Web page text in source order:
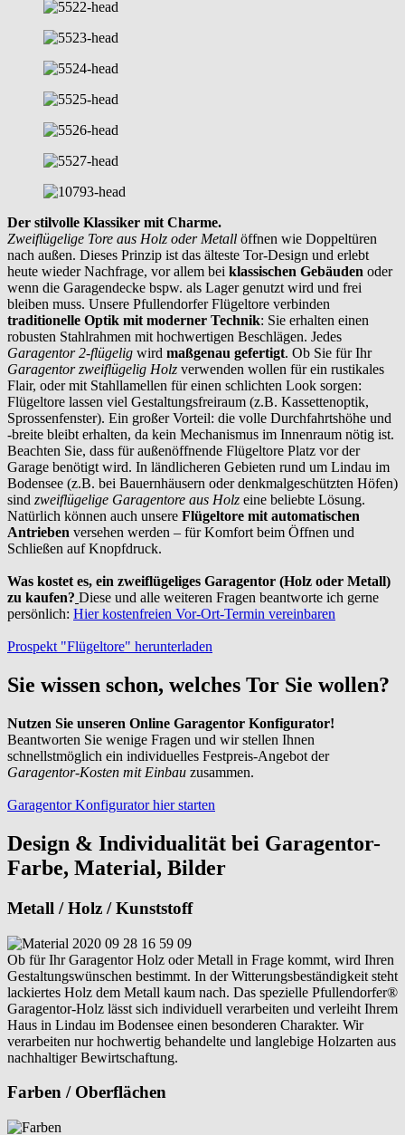
Der stilvolle Klassiker mit Charme.
Zweiflügelige Tore aus Holz oder Metall öffnen wie Doppeltüren
nach außen. Dieses Prinzip ist das älteste Tor-Design und erlebt
heute wieder Nachfrage, vor allem bei klassischen Gebäuden oder
wenn die Garagendecke bspw. als Lager genutzt wird und frei
bleiben muss. Unsere Pfullendorfer Flügeltore verbinden
traditionelle Optik mit moderner Technik: Sie erhalten einen
robusten Stahlrahmen mit hochwertigen Beschlägen. Jedes
Garagentor 2-flügelig wird maßgenau gefertigt. Ob Sie für Ihr
Garagentor zweiflügelig Holz verwenden wollen für ein rustikales
Flair, oder mit Stahllamellen für einen schlichten Look sorgen:
Flügeltore lassen viel Gestaltungsfreiraum (z.B. Kassettenoptik,
Sprossenfenster). Ein großer Vorteil: die volle Durchfahrtshöhe und
-breite bleibt erhalten, da kein Mechanismus im Innenraum nötig ist.
Beachten Sie, dass für außenöffnende Flügeltore Platz vor der
Garage benötigt wird. In ländlicheren Gebieten rund um Lindau im
Bodensee (z.B. bei Bauernhäusern oder denkmalgeschützten Höfen)
sind zweiflügelige Garagentore aus Holz eine beliebte Lösung.
Natürlich können auch unsere Flügeltore mit automatischen
Antrieben versehen werden – für Komfort beim Öffnen und
Schließen auf Knopfdruck.
Was kostet es, ein zweiflügeliges Garagentor (Holz oder Metall)
zu kaufen? Diese und alle weiteren Fragen beantworte ich gerne
persönlich: Hier kostenfreien Vor-Ort-Termin vereinbaren
Prospekt "Flügeltore" herunterladen
Sie wissen schon, welches Tor Sie wollen?
Nutzen Sie unseren Online Garagentor Konfigurator!
Beantworten Sie wenige Fragen und wir stellen Ihnen
schnellstmöglich ein individuelles Festpreis-Angebot der
Garagentor-Kosten mit Einbau zusammen.
Garagentor Konfigurator hier starten
Design & Individualität bei Garagentor-
Farbe, Material, Bilder
Metall / Holz / Kunststoff
Ob für Ihr Garagentor Holz oder Metall in Frage kommt, wird Ihren
Gestaltungswünschen bestimmt. In der Witterungsbeständigkeit steht
lackiertes Holz dem Metall kaum nach. Das spezielle Pfullendorfer®
Garagentor-Holz lässt sich individuell verarbeiten und verleiht Ihrem
Haus in Lindau im Bodensee einen besonderen Charakter. Wir
verarbeiten nur hochwertig behandelte und langlebige Holzarten aus
nachhaltiger Bewirtschaftung.
Farben / Oberflächen